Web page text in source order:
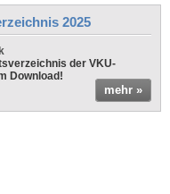
2025
der VKU-
Download!
mehr »